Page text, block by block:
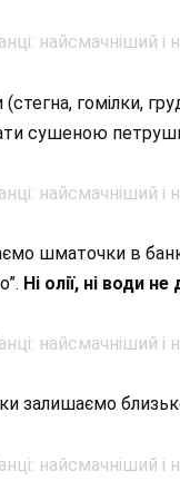
гомілки,
сушеною
шматочки в
Ні олії, ні води
залишаємо